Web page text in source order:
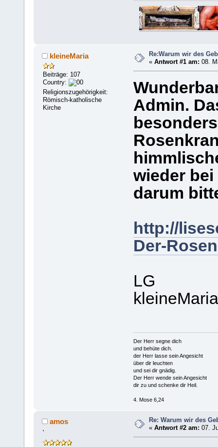
kleineMaria
Beiträge: 107
Country:
Religionszugehörigkeit:
Römisch-katholische
Kirche
Re:Warum wir des
«Antwort #1 am: 08.
Admin.
wieder
darum
http://
Der-
LG
kleineMaria
Der Herr segne dich
und behüte dich.
der Herr lasse sein Angesicht
über dir leuchten
und sei dir gnädig.
Der Herr wende sein Angesicht
dir zu und schenke dir Heil.
4. Mose 6,24
amos
'
Re: Warum wir des
«Antwort #2 am: 07.